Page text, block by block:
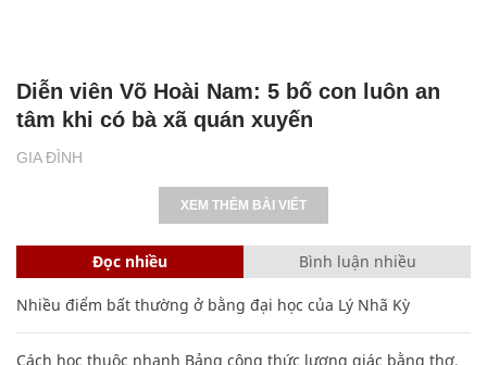
GIA ĐÌNH
Diễn viên Võ Hoài Nam: 5 bố con luôn an
tâm khi có bà xã quán xuyến
XEM THÊM BÀI VIẾT
Đọc nhiều Bình luận nhiều
Nhiều điểm bất thường ở bằng đại học của Lý Nhã Kỳ
Cách học thuộc nhanh Bảng công thức lượng giác bằng thơ,